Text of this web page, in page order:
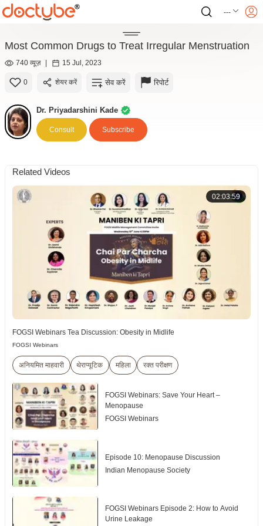
---
Most Common Drugs to Treat Irregular Menstruation
740 व्यूज़ | 15 Jul, 2023
0 शेयर करें सेव करें रिपोर्ट
Dr. Priyadarshini Kade
Consult Subscribe
Related Videos
02:03:59
FOGSI Webinars Tea Discussion: Obesity in Midlife
FOGSI Webinars
अनियमित माहवारी थेराप्यूटिक महिला रक्त परीक्षण
FOGSI Webinars: Save Your Heart –
Menopause
FOGSI Webinars
Episode 10: Menopause Discussion
Indian Menopause Society
FOGSI Webinars Episode 2: How to Avoid
Urine Leakage